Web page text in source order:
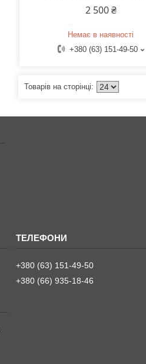
2 500 ₴
Немає в наявності
+380 (63) 151-49-50
+380 (63) 151-49-50
+380 (66) 935-18-46